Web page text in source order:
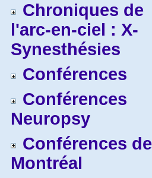
Chroniques de
l'arc-en-ciel : X-
Synesthésies
Conférences
Conférences
Neuropsy
Conférences de
Montréal